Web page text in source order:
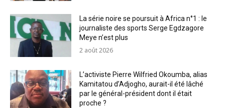
La série noire se poursuit à Africa n°1 : le
journaliste des sports Serge Egdzagore
Meye n’est plus
2 août 2026
L’activiste Pierre Wilfried Okoumba, alias
Kamitatou d’Adjogho, aurait-il été lâché
par le général-président dont il était
proche ?